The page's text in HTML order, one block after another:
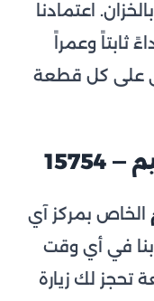
اعتمادنا
وعمراً
على كل قطعة
الخاص بمركز آي
في أي وقت
تحجز لك زيارة